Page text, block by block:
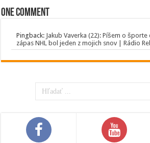
One comment
Pingback: Jakub Vaverka (22): Píšem o
zápas NHL bol jeden z mojich snov | Rádio